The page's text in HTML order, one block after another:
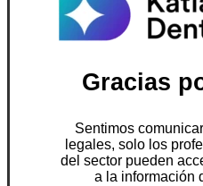
Gracias
Sentimos
legales, solo los
del sector pueden
a la información